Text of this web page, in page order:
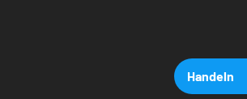
Handeln